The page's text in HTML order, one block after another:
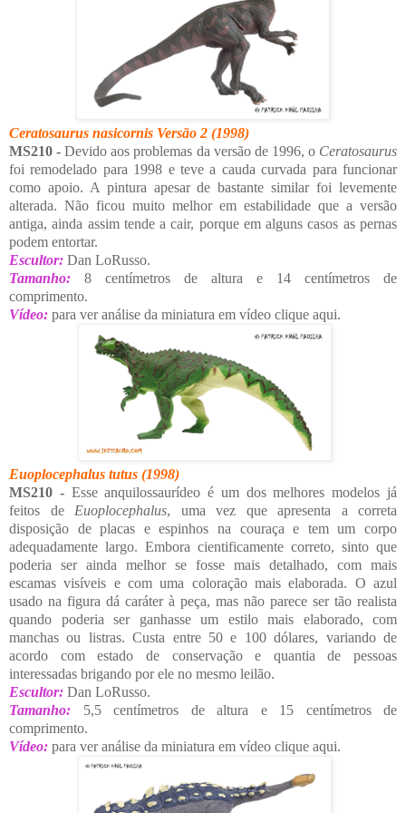
Ceratosaurus nasicornis Versão 2 (1998)
MS210 - Devido aos problemas da versão de 1996, o Ceratosaurus
foi remodelado para 1998 e teve a cauda curvada para funcionar
como apoio. A pintura apesar de bastante similar foi levemente
alterada. Não ficou muito melhor em estabilidade que a versão
antiga, ainda assim tende a cair, porque em alguns casos as pernas
podem entortar.
Escultor: Dan LoRusso.
Tamanho: 8 centímetros de altura e 14 centímetros de
comprimento.
Vídeo: para ver análise da miniatura em vídeo clique aqui.
Euoplocephalus tutus (1998)
MS210 -Esse anquilossaurídeo é um dos melhores modelos já
feitos de Euoplocephalus, uma vez que apresenta a correta
disposição de placas e espinhos na couraça e tem um corpo
adequadamente largo. Embora cientificamente correto, sinto que
poderia ser ainda melhor se fosse mais detalhado, com mais
escamas visíveis e com uma coloração mais elaborada. O azul
usado na figura dá caráter à peça, mas não parece ser tão realista
quando poderia ser ganhasse um estilo mais elaborado, com
manchas ou listras. Custa entre 50 e 100 dólares, variando de
acordo com estado de conservação e quantia de pessoas
interessadas brigando por ele no mesmo leilão.
Escultor: Dan LoRusso.
Tamanho: 5,5 centímetros de altura e 15 centímetros de
comprimento.
Vídeo: para ver análise da miniatura em vídeo clique aqui.